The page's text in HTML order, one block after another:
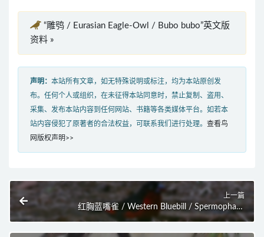
“雕鸮 / Eurasian Eagle-Owl / Bubo bubo”英文版
资料 »
声明： 本站所有文章，如无特殊说明或标注，均为本站原创发
布。任何个人或组织，在未征得本站同意时，禁止复制、盗用、
采集、发布本站内容到任何网站、书籍等各类媒体平台。如若本
站内容侵犯了原著者的合法权益，可联系我们进行处理。 查看鸟
网版权声明>>
上一篇
红胸蓝嘴雀 / Western Bluebill / Spermophaga
haematina